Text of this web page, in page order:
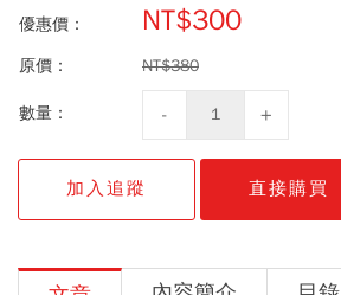
優惠價： NT$300
原價： NT$380
數量：
加入追蹤 直接購買